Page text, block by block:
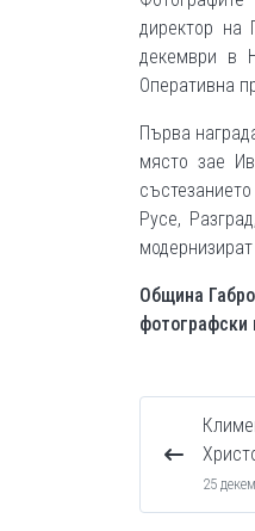
директор на
декември в
Оперативна
Първа
място зае
Русе,
Община
фотографски
25